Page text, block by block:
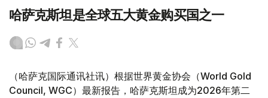
哈萨克斯坦是全球五大黄金购买国之一
（哈萨克国际通讯社讯）根据世界黄金协会（World Gold
Council, WGC）最新报告，哈萨克斯坦成为2026年第二